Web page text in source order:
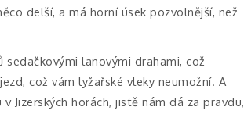
delší, a má horní úsek pozvolnější, než
sedačkovými lanovými drahami, což
což vám lyžařské vleky neumožní. A
Jizerských horách, jistě nám dá za pravdu,